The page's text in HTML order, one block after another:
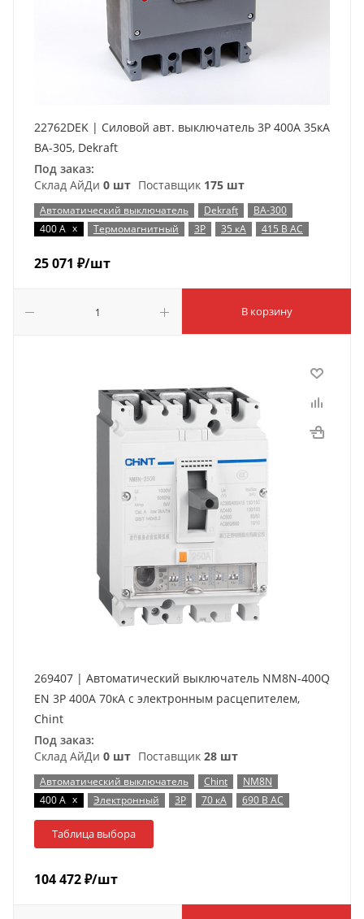
22762DEK | Силовой авт. выключатель 3P 400А 35кА
ВА-305, Dekraft
Под заказ:
Склад АйДи 0 шт Поставщик 175 шт
Автоматический выключатель Dekraft
ВА-300
400 А x Термомагнитный 3P 35 кА 415 В AC
25 071 ₽/шт
В корзину
269407 | Автоматический выключатель NM8N-400Q
EN 3P 400А 70кА с электронным расцепителем,
Chint
Под заказ:
Склад АйДи 0 шт Поставщик 28 шт
Автоматический выключатель Chint
NM8N
400 А x Электронный 3P 70 кА 690 В AC
Таблица выбора
104 472₽/шт